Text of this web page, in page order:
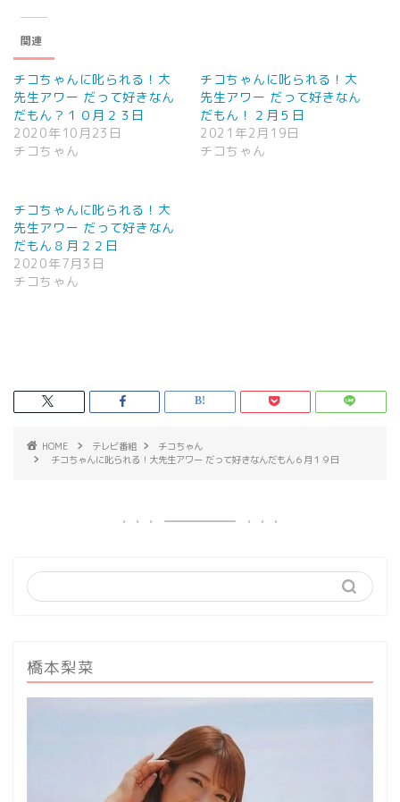
関連
チコちゃんに叱られる！大
先生アワー だって好きなん
だもん？１０月２３日
2020年10月23日
チコちゃん
チコちゃんに叱られる！大
先生アワー だって好きなん
だもん！２月５日
2021年2月19日
チコちゃん
チコちゃんに叱られる！大
先生アワー だって好きなん
だもん８月２２日
2020年7月3日
チコちゃん
HOME テレビ番組
チコちゃん
チコちゃんに叱られる！大先生アワー だって好きなんだもん６月１９日
橋本梨菜